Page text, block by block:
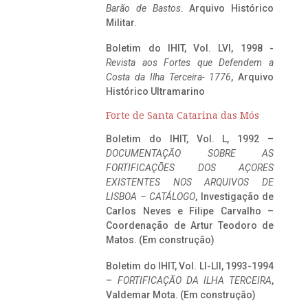
Barão de Bastos. Arquivo Histórico
Militar.
Boletim do IHIT, Vol. LVI, 1998 -
Revista aos Fortes que Defendem a
Costa da Ilha Terceira- 1776, Arquivo
Histórico Ultramarino
Forte de Santa Catarina das Mós
Boletim do IHIT, Vol. L, 1992 –
DOCUMENTAÇÃO SOBRE AS
FORTIFICAÇÕES DOS AÇORES
EXISTENTES NOS ARQUIVOS DE
LISBOA – CATÁLOGO, Investigação de
Carlos Neves e Filipe Carvalho –
Coordenação de Artur Teodoro de
Matos. (Em construção)
Boletim do IHIT, Vol. LI-LII, 1993-1994
– FORTIFICAÇÃO DA ILHA TERCEIRA,
Valdemar Mota. (Em construção)